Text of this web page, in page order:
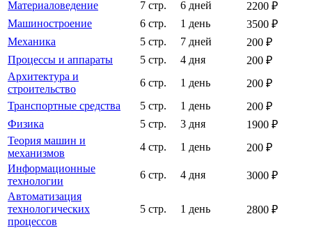
Материаловедение 7 стр. 6 дней
2200 ₽
Машиностроение
6 стр. 1 день
3500 ₽
Механика
5 стр. 7 дней
200 ₽
Процессы и аппараты
5 стр. 4 дня
200 ₽
Архитектура и
строительство
6 стр. 1 день
200 ₽
Транспортные средства
5 стр. 1 день
200 ₽
Физика
5 стр. 3 дня
1900 ₽
Теория машин и
механизмов
4 стр. 1 день
200 ₽
Информационные
технологии
6 стр. 4 дня
3000 ₽
Автоматизация
технологических
процессов
5 стр. 1 день 2800 ₽